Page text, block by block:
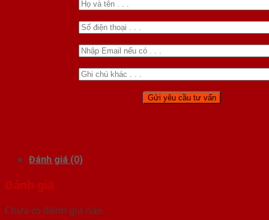
Đánh giá (0)
Đánh giá
Chưa có đánh giá nào.